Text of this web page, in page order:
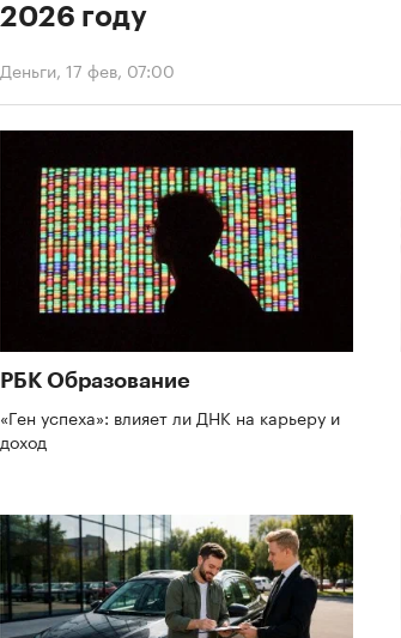
Деньги, 17 фев, 07:00
2026 году
РБК Образование
«Ген успеха»: влияет ли ДНК на карьеру и
доход